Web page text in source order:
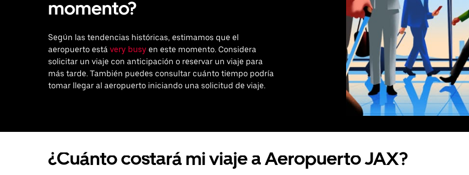
momento?
Según las tendencias históricas, estimamos que el
aeropuerto está very busy en este momento. Considera
solicitar un viaje con anticipación o reservar un viaje para
más tarde. También puedes consultar cuánto tiempo podría
tomar llegar al aeropuerto iniciando una solicitud de viaje.
¿Cuánto costará mi viaje a Aeropuerto JAX?